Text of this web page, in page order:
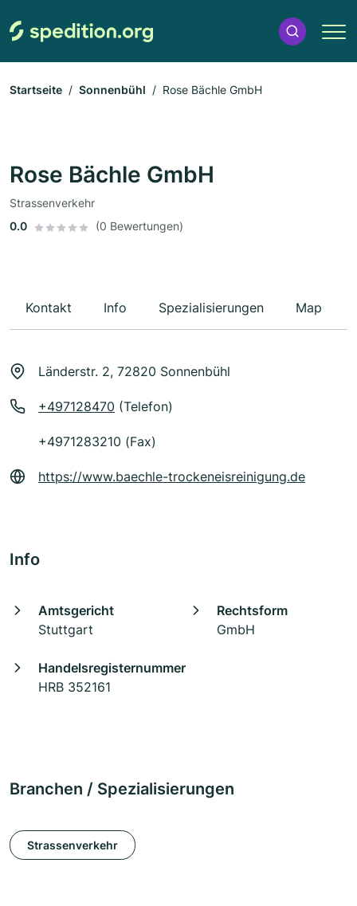
Startseite Sonnenbühl Rose Bächle GmbH
Rose Bächle GmbH
Strassenverkehr
0.0
(0 Bewertungen)
Kontakt Info Spezialisierungen Map
Länderstr. 2, 72820 Sonnenbühl
+497128470 (Telefon)
+4971283210 (Fax)
https://www.baechle-trockeneisreinigung.de
Info
Amtsgericht
Stuttgart
Rechtsform
GmbH
Handelsregisternummer
HRB 352161
Branchen / Spezialisierungen
Strassenverkehr